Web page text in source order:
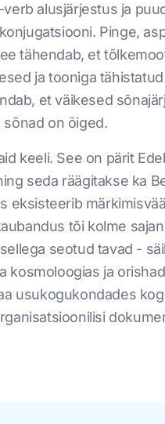
alusjärjestus ja
Pinge,
tähendab, et
ja tooniga
et väikesed
on õiged.
keeli. See on pärit
seda räägitakse ka
eksisteerib
tõi kolme
seotud tavad -
kosmoloogias ja
usukogukondades